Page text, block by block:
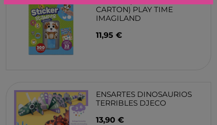
CARTON) PLAY TIME
IMAGILAND
11,95 €
ENSARTES DINOSAURIOS
TERRIBLES DJECO
13,90 €